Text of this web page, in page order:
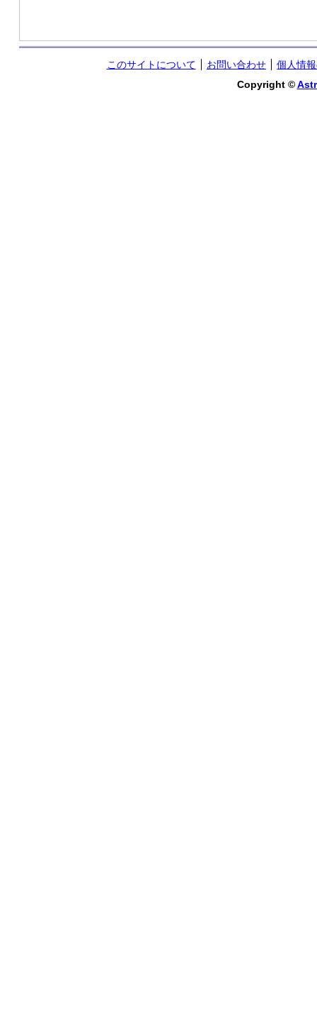
このサイトについて お問い合わせ
個人情
Copyright ©